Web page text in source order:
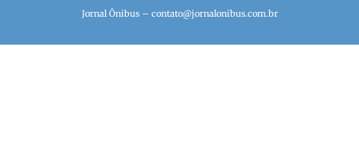
Jornal Ônibus – contato@jornalonibus.com.br